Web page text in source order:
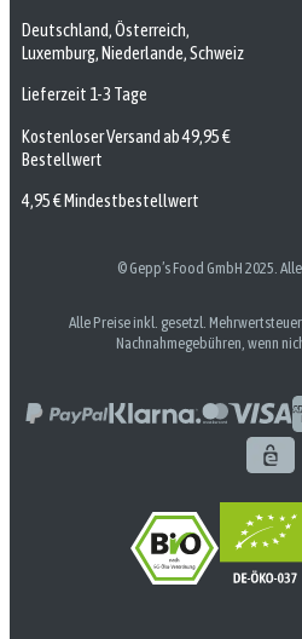
Deutschland, Österreich,
Luxemburg, Niederlande, Schweiz
Lieferzeit 1-3 Tage
Kostenloser Versand ab 49,95 €
Bestellwert
4,95 € Mindestbestellwert
© Gepp’s Food GmbH 2025.
Alle Preise inkl. gesetzl.
Nachnahmegebühren, wenn